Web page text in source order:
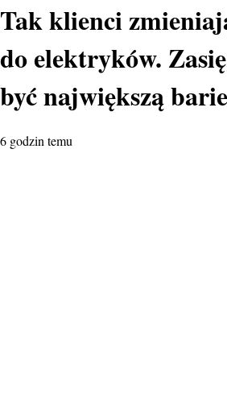
Tak klienci
do elektryków.
być największą
6 godzin temu